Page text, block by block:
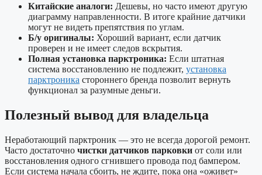
Китайские аналоги: Дешевы, но часто имеют другую
диаграмму направленности. В итоге крайние датчики
могут не видеть препятствия по углам.
Б/у оригиналы: Хороший вариант, если датчик
проверен и не имеет следов вскрытия.
Полная установка парктроника: Если штатная
система восстановлению не подлежит, установка
парктроника стороннего бренда позволит вернуть
функционал за разумные деньги.
Полезный вывод для владельца
Неработающий парктроник — это не всегда дорогой ремонт.
Часто достаточно чистки датчиков парковки от соли или
восстановления одного сгнившего провода под бампером.
Если система начала сбоить, не ждите, пока она «оживет»